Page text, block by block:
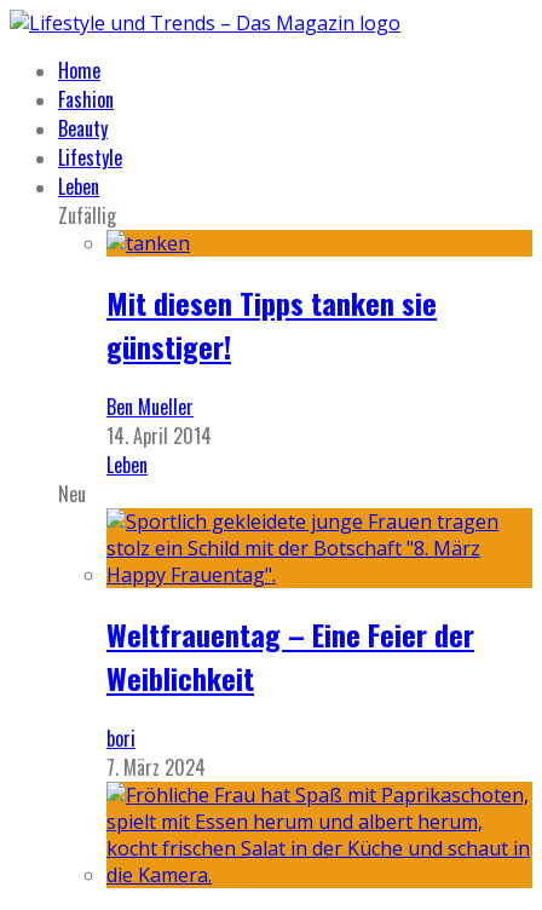
Home
Fashion
Beauty
Lifestyle
Leben
Zufällig
Mit diesen Tipps tanken sie
günstiger!
Ben Mueller
14. April 2014
Leben
Neu
Weltfrauentag – Eine Feier der
Weiblichkeit
bori
7. März 2024